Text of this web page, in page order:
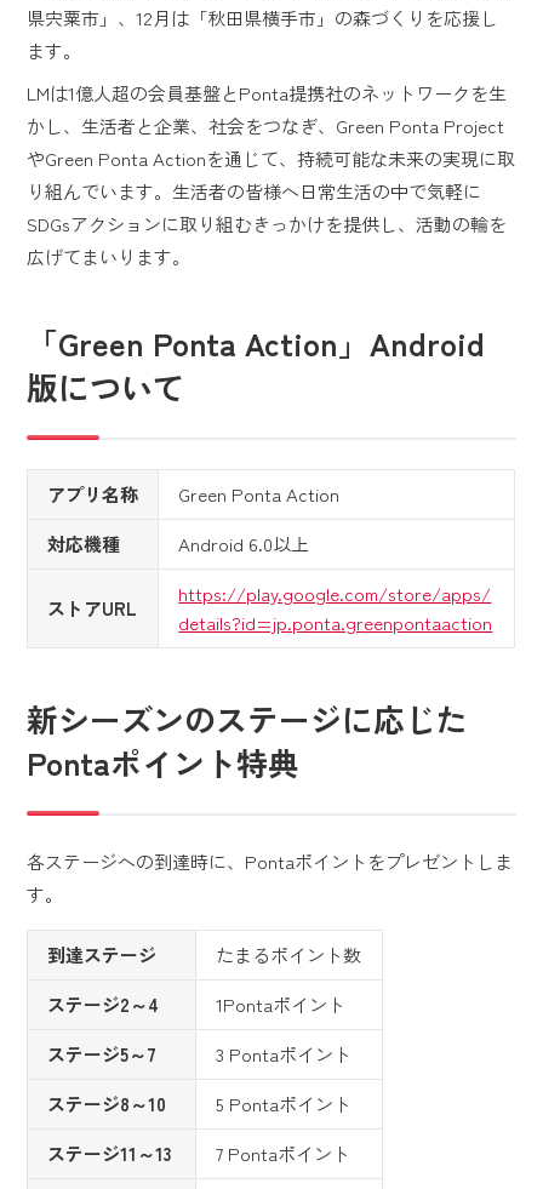
県宍粟市」、12月は「秋田県横手市」の森づくりを応援し
ます。
LMは1億人超の会員基盤とPonta提携社のネットワークを生
かし、生活者と企業、社会をつなぎ、Green Ponta Project
やGreen Ponta Actionを通じて、持続可能な未来の実現に取
り組んでいます。生活者の皆様へ日常生活の中で気軽に
SDGsアクションに取り組むきっかけを提供し、活動の輪を
広げてまいります。
「Green Ponta Action」Android
版について
アプリ名称
Green Ponta Action
対応機種
Android 6.0以上
ストアURL
https://play.google.com/store/apps/
details?id=jp.ponta.greenpontaaction
新シーズンのステージに応じた
Pontaポイント特典
各ステージへの到達時に、Pontaポイントをプレゼントしま
す。
到達ステージ
たまるポイント数
ステージ2～4
1Pontaポイント
ステージ5～7
3 Pontaポイント
ステージ8～10
5 Pontaポイント
ステージ11～13
7 Pontaポイント